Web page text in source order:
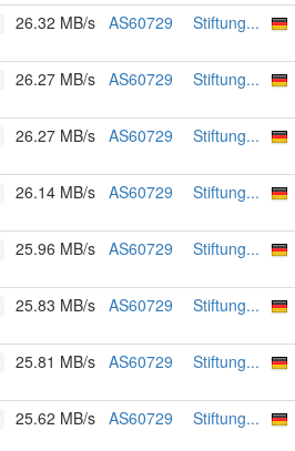
26.32 MB/s AS60729 Stiftung...
26.27 MB/s AS60729 Stiftung...
26.27 MB/s AS60729 Stiftung...
26.14 MB/s AS60729 Stiftung...
25.96 MB/s AS60729 Stiftung...
25.83 MB/s AS60729 Stiftung...
25.81 MB/s AS60729 Stiftung...
25.62 MB/s AS60729 Stiftung...